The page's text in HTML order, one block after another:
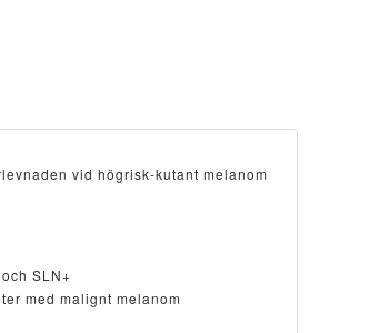
vid högrisk-kutant melanom
SLN+
med malignt melanom